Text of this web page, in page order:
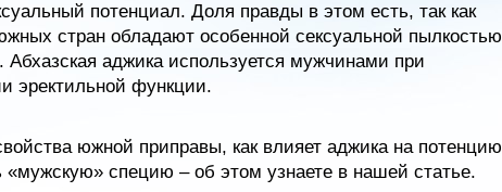
потенциал. Доля правды в этом есть, так как
стран обладают особенной сексуальной пылкостью
аджика используется мужчинами при
эректильной функции.
южной приправы, как влияет аджика на потенцию
«мужскую» специю – об этом узнаете в нашей статье.